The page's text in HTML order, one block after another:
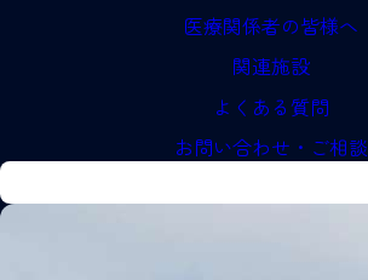
医療関係者の皆様へ
関連施設
よくある質問
お問い合わせ・ご相談